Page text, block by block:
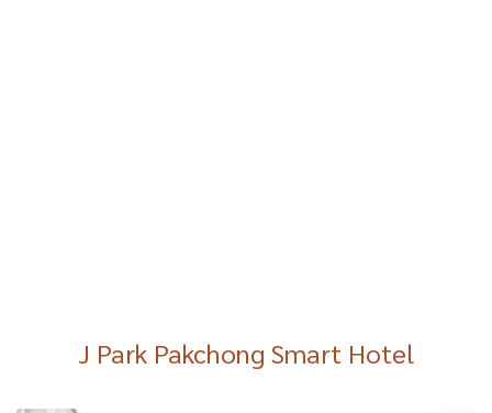
J Park Pakchong Smart Hotel